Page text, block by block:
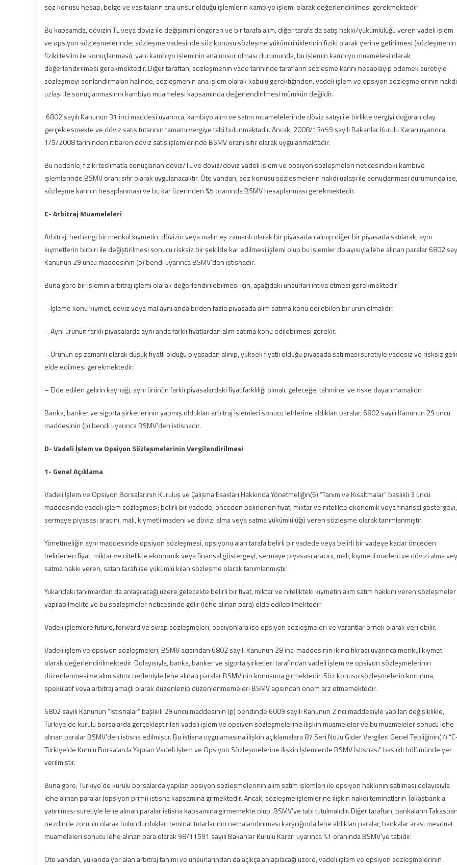
söz konusu hesap, belge ve vasıtaların ana unsur olduğu işlemlerin kambiyo işlemi olarak değerlendirilmesi gerekmektedir.
Bu kapsamda, dövizin TL veya döviz ile değişimini öngören ve bir tarafa alım, diğer tarafa da satış hakkı/yükümlülüğü veren vadeli işlem
ve opsiyon sözleşmelerinde; sözleşme vadesinde söz konusu sözleşme yükümlülüklerinin fiziki olarak yerine getirilmesi (sözleşmenin
fiziki teslim ile sonuçlanması), yani kambiyo işleminin ana unsur olması durumunda, bu işlemin kambiyo muamelesi olarak
değerlendirilmesi gerekmektedir. Diğer taraftan, sözleşmenin vade tarihinde tarafların sözleşme karını hesaplayıp ödemek suretiyle
sözleşmeyi sonlandırmaları halinde, sözleşmenin ana işlem olarak kabulü gerektiğinden, vadeli işlem ve opsiyon sözleşmelerinin nakdi
uzlaşı ile sonuçlanmasının kambiyo muamelesi kapsamında değerlendirilmesi mümkün değildir.
6802 sayılı Kanunun 31 inci maddesi uyarınca, kambiyo alım ve satım muamelelerinde döviz satışı ile birlikte vergiyi doğuran olay
gerçekleşmekte ve döviz satış tutarının tamamı vergiye tabi bulunmaktadır. Ancak, 2008/13459 sayılı Bakanlar Kurulu Kararı uyarınca,
1/5/2008 tarihinden itibaren döviz satış işlemlerinde BSMV oranı sıfır olarak uygulanmaktadır.
Bu nedenle, fiziki teslimatla sonuçlanan döviz/TL ve döviz/döviz vadeli işlem ve opsiyon sözleşmeleri neticesindeki kambiyo
işlemlerinde BSMV oranı sıfır olarak uygulanacaktır. Öte yandan, söz konusu sözleşmelerin nakdi uzlaşı ile sonuçlanması durumunda ise,
sözleşme karının hesaplanması ve bu kar üzerinden %5 oranında BSMV hesaplanması gerekmektedir.
C- Arbitraj Muameleleri
Arbitraj, herhangi bir menkul kıymetin, dövizin veya malın eş zamanlı olarak bir piyasadan alınıp diğer bir piyasada satılarak, aynı
kıymetlerin birbiri ile değiştirilmesi sonucu risksiz bir şekilde kar edilmesi işlemi olup bu işlemler dolayısıyla lehe alınan paralar 6802
Kanunun 29 uncu maddesinin (p) bendi uyarınca BSMV’den istisnadır.
Buna göre bir işlemin arbitraj işlemi olarak değerlendirilebilmesi için, aşağıdaki unsurları ihtiva etmesi gerekmektedir:
– İşleme konu kıymet, döviz veya mal aynı anda birden fazla piyasada alım satıma konu edilebilen bir ürün olmalıdır.
– Aynı ürünün farklı piyasalarda aynı anda farklı fiyatlardan alım satıma konu edilebilmesi gerekir.
– Ürünün eş zamanlı olarak düşük fiyatlı olduğu piyasadan alınıp, yüksek fiyatlı olduğu piyasada satılması suretiyle vadesiz ve risksiz
elde edilmesi gerekmektedir.
– Elde edilen gelirin kaynağı, aynı ürünün farklı piyasalardaki fiyat farklılığı olmalı, geleceğe, tahmine ve riske dayanmamalıdır.
Banka, banker ve sigorta şirketlerinin yapmış oldukları arbitraj işlemleri sonucu lehlerine aldıkları paralar, 6802 sayılı Kanunun 29 uncu
maddesinin (p) bendi uyarınca BSMV’den istisnadır.
D- Vadeli İşlem ve Opsiyon Sözleşmelerinin Vergilendirilmesi
1- Genel Açıklama
Vadeli İşlem ve Opsiyon Borsalarının Kuruluş ve Çalışma Esasları Hakkında Yönetmeliğin(6) “Tanım ve Kısaltmalar” başlıklı 3 üncü
maddesinde vadeli işlem sözleşmesi; belirli bir vadede, önceden belirlenen fiyat, miktar ve nitelikte ekonomik veya finansal göstergeyi,
sermaye piyasası aracını, malı, kıymetli madeni ve dövizi alma veya satma yükümlülüğü veren sözleşme olarak tanımlanmıştır.
Yönetmeliğin aynı maddesinde opsiyon sözleşmesi, opsiyonu alan tarafa belirli bir vadede veya belirli bir vadeye kadar önceden
belirlenen fiyat, miktar ve nitelikte ekonomik veya finansal göstergeyi, sermaye piyasası aracını, malı, kıymetli madeni ve dövizi alma
satma hakkı veren, satan tarafı ise yükümlü kılan sözleşme olarak tanımlanmıştır.
Yukarıdaki tanımlardan da anlaşılacağı üzere gelecekte belirli bir fiyat, miktar ve nitelikteki kıymetin alım satım hakkını veren sözleşmeler
yapılabilmekte ve bu sözleşmeler neticesinde gelir (lehe alınan para) elde edilebilmektedir.
Vadeli işlemlere future, forward ve swap sözleşmeleri, opsiyonlara ise opsiyon sözleşmeleri ve varantlar örnek olarak verilebilir.
Vadeli işlem ve opsiyon sözleşmeleri, BSMV açısından 6802 sayılı Kanunun 28 inci maddesinin ikinci fıkrası uyarınca menkul kıymet
olarak değerlendirilmektedir. Dolayısıyla, banka, banker ve sigorta şirketleri tarafından vadeli işlem ve opsiyon sözleşmelerinin
düzenlenmesi ve alım satımı nedeniyle lehe alınan paralar BSMV’nin konusuna girmektedir. Söz konusu sözleşmelerin korunma,
spekülatif veya arbitraj amaçlı olarak düzenlenip düzenlenmemeleri BSMV açısından önem arz etmemektedir.
6802 sayılı Kanunun “İstisnalar” başlıklı 29 uncu maddesinin (p) bendinde 6009 sayılı Kanunun 2 nci maddesiyle yapılan değişiklikle,
Türkiye’de kurulu borsalarda gerçekleştirilen vadeli işlem ve opsiyon sözleşmelerine ilişkin muameleler ve bu muameleler sonucu lehe
alınan paralar BSMV’den istisna edilmiştir. Bu istisna uygulamasına ilişkin açıklamalara 87 Seri No.lu Gider Vergileri Genel Tebliğinin(7)
Türkiye’de Kurulu Borsalarda Yapılan Vadeli İşlem ve Opsiyon Sözleşmelerine İlişkin İşlemlerde BSMV İstisnası” başlıklı bölümünde yer
verilmiştir.
Buna göre, Türkiye’de kurulu borsalarda yapılan opsiyon sözleşmelerinin alım satım işlemleri ile opsiyon hakkının satılması dolayısıyla
lehe alınan paralar (opsiyon primi) istisna kapsamına girmektedir. Ancak, sözleşme işlemlerine ilişkin nakdi teminatların Takasbank’a
yatırılması suretiyle lehe alınan paralar istisna kapsamına girmemekte olup, BSMV’ye tabi tutulmalıdır. Diğer taraftan, bankaların
nezdinde zorunlu olarak bulundurdukları teminat tutarlarının nemalandırılması karşılığında lehe aldıkları paralar, bankalar arası mevduat
muameleleri sonucu lehe alınan para olarak 98/11591 sayılı Bakanlar Kurulu Kararı uyarınca %1 oranında BSMV’ye tabidir.
Öte yandan, yukarıda yer alan arbitraj tanımı ve unsurlarından da açıkça anlaşılacağı üzere, vadeli işlem ve opsiyon sözleşmelerinin